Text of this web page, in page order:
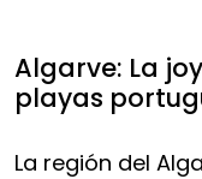
Algarve: La
playas
La región del